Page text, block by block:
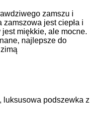
zamszu i
zamszowa jest ciepła i
miękkie, ale mocne.
najlepsze do
luksusowa podszewka z